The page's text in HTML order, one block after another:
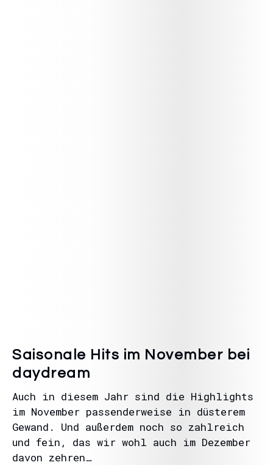
Saisonale Hits im November bei
daydream
Auch in diesem Jahr sind die Highlights
im November passenderweise in düsterem
Gewand. Und außerdem noch so zahlreich
und fein, das wir wohl auch im Dezember
davon zehren…